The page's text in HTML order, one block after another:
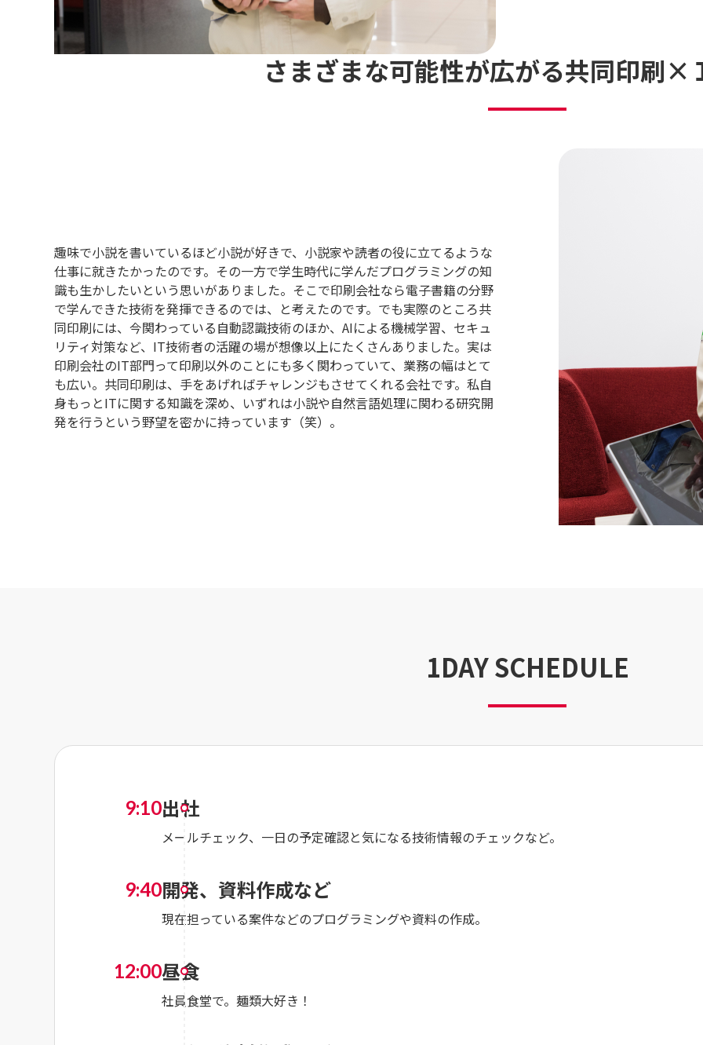
さまざまな可能性が広がる共同印刷×
趣味で小説を書いているほど小説が好きで、小説家や読者の役に立てるような
仕事に就きたかったのです。その一方で学生時代に学んだプログラミングの知
識も生かしたいという思いがありました。そこで印刷会社なら電子書籍の分野
で学んできた技術を発揮できるのでは、と考えたのです。でも実際のところ共
同印刷には、今関わっている自動認識技術のほか、AIによる機械学習、セキュ
リティ対策など、IT技術者の活躍の場が想像以上にたくさんありました。実は
印刷会社のIT部門って印刷以外のことにも多く関わっていて、業務の幅はとて
も広い。共同印刷は、手をあげればチャレンジもさせてくれる会社です。私自
身もっとITに関する知識を深め、いずれは小説や自然言語処理に関わる研究開
発を行うという野望を密かに持っています（笑）。
1DAY SCHEDULE
9:10出社
メールチェック、一日の予定確認と気になる技術情報のチェックなど。
9:40開発、資料作成など
現在担っている案件などのプログラミングや資料の作成。
12:00昼食
社員食堂で。麺類大好き！